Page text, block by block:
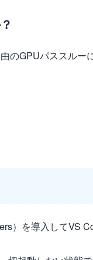
のGPUパススル
）を導入してVS